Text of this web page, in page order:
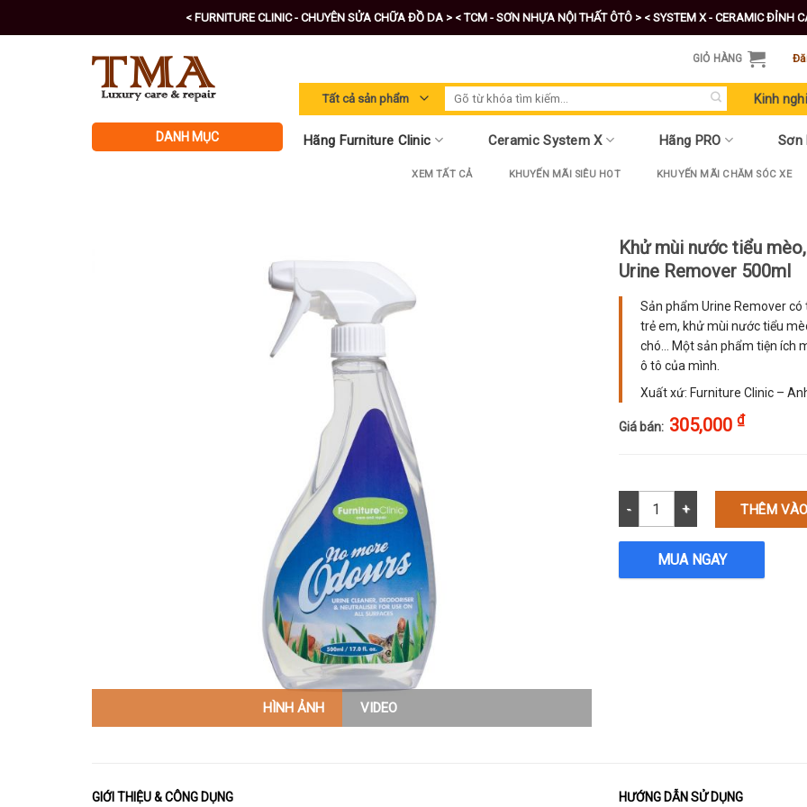
to
< FURNITURE CLINIC - CHUYÊN SỬA CHỮA ĐỒ DA > < TCM - SƠN NHỰA NỘI THẤT ÔTÔ > < SYSTEM X - CERAMIC ĐỈNH
GIỎ HÀNG
Tìm
kiếm:
Kinh
DANH MỤC Hãng Furniture Clinic Ceramic System X Hãng PRO Sơn
XEM TẤT CẢ KHUYẾN MÃI SIÊU HOT KHUYẾN MÃI CHĂM SÓC XE
HÌNH ẢNH VIDEO
Khử mùi nước tiểu
Urine Remover 500ml
Sản phẩm Urine Remover
trẻ em, khử mùi nước tiểu
chó… Một sản phẩm tiện ích
ô tô của mình.
Xuất xứ: Furniture Clinic –
Giá bán: 305,000 ₫
Khử mùi nước tiểu mèo, mùi
THÊM
MUA NGAY
GIỚI THIỆU & CÔNG DỤNG HƯỚNG DẪN SỬ DỤNG